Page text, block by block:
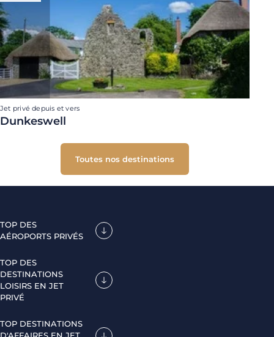
Jet privé depuis et vers
Dunkeswell
Toutes nos destinations
TOP DES
AÉROPORTS PRIVÉS
TOP DES
DESTINATIONS
LOISIRS EN JET
PRIVÉ
TOP DESTINATIONS